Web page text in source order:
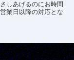
しあげるのにお時間
業日以降の対応とな